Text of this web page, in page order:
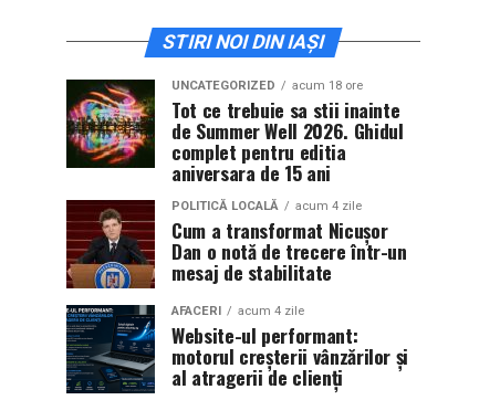
STIRI NOI DIN IAȘI
UNCATEGORIZED acum 18 ore
Tot ce trebuie sa stii inainte
de Summer Well 2026. Ghidul
complet pentru editia
aniversara de 15 ani
POLITICĂ LOCALĂ acum 4 zile
Cum a transformat Nicușor
Dan o notă de trecere într-un
mesaj de stabilitate
AFACERI acum 4 zile
Website-ul performant:
motorul creșterii vânzărilor și
al atragerii de clienți